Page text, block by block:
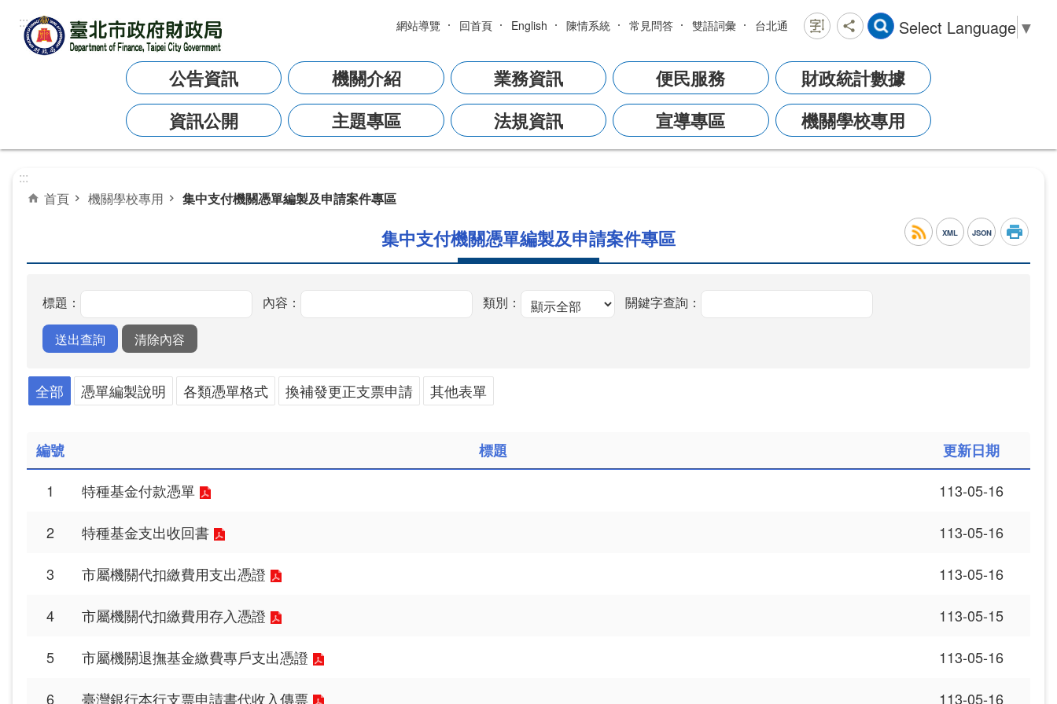
跳到主要內容區塊
::: 網站導覽 回首頁 English 陳情系統 常見問答 雙語詞彙 台北通 Select Language ▼
公告資訊 機關介紹 業務資訊 便民服務
財政統計數據
資訊公開
主題專區 法規資訊 宣導專區 機關學校專用
:::
首頁 機關學校專用 集中支付機關憑單編製及申請案件專區
集中支付機關憑單編製及申請案件專區 XML JSON
標題： 內容： 類別： 關鍵字查詢：
全部 憑單編製說明 各類憑單格式 換補發更正支票申請 其他表單
編號 標題
更新日期
1
特種基金付款憑單 113-05-16
2 特種基金支出收回書 113-05-16
3 市屬機關代扣繳費用支出憑證 113-05-16
4 市屬機關代扣繳費用存入憑證 113-05-15
5 市屬機關退撫基金繳費專戶支出憑證 113-05-16
6 臺灣銀行本行支票申請書代收入傳票 113-05-16